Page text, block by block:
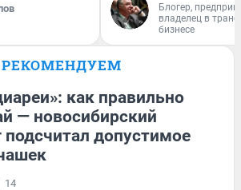
Блогер,
владелец в
бизнесе
РЕКОМЕНДУЕМ
как правильно
— новосибирский
подсчитал допустимое
14